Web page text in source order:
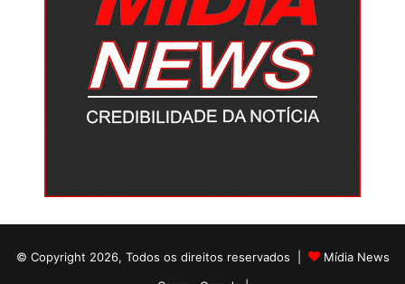
© Copyright 2026, Todos os direitos reservados |
Mídia News